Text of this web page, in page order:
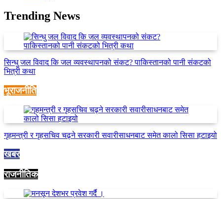
Trending News
सिन्धु जल विवाद कि जल व्यवस्थापनको संकट? पाकिस्तानको पानी संकटको
भित्री कथा
भूराजनीति
गृहमन्त्री र गृहसचिव चढ्ने सरकारी सवारीसाधनबाट समेत कालो सिसा हटाइयो
खबर
राजनीतिक